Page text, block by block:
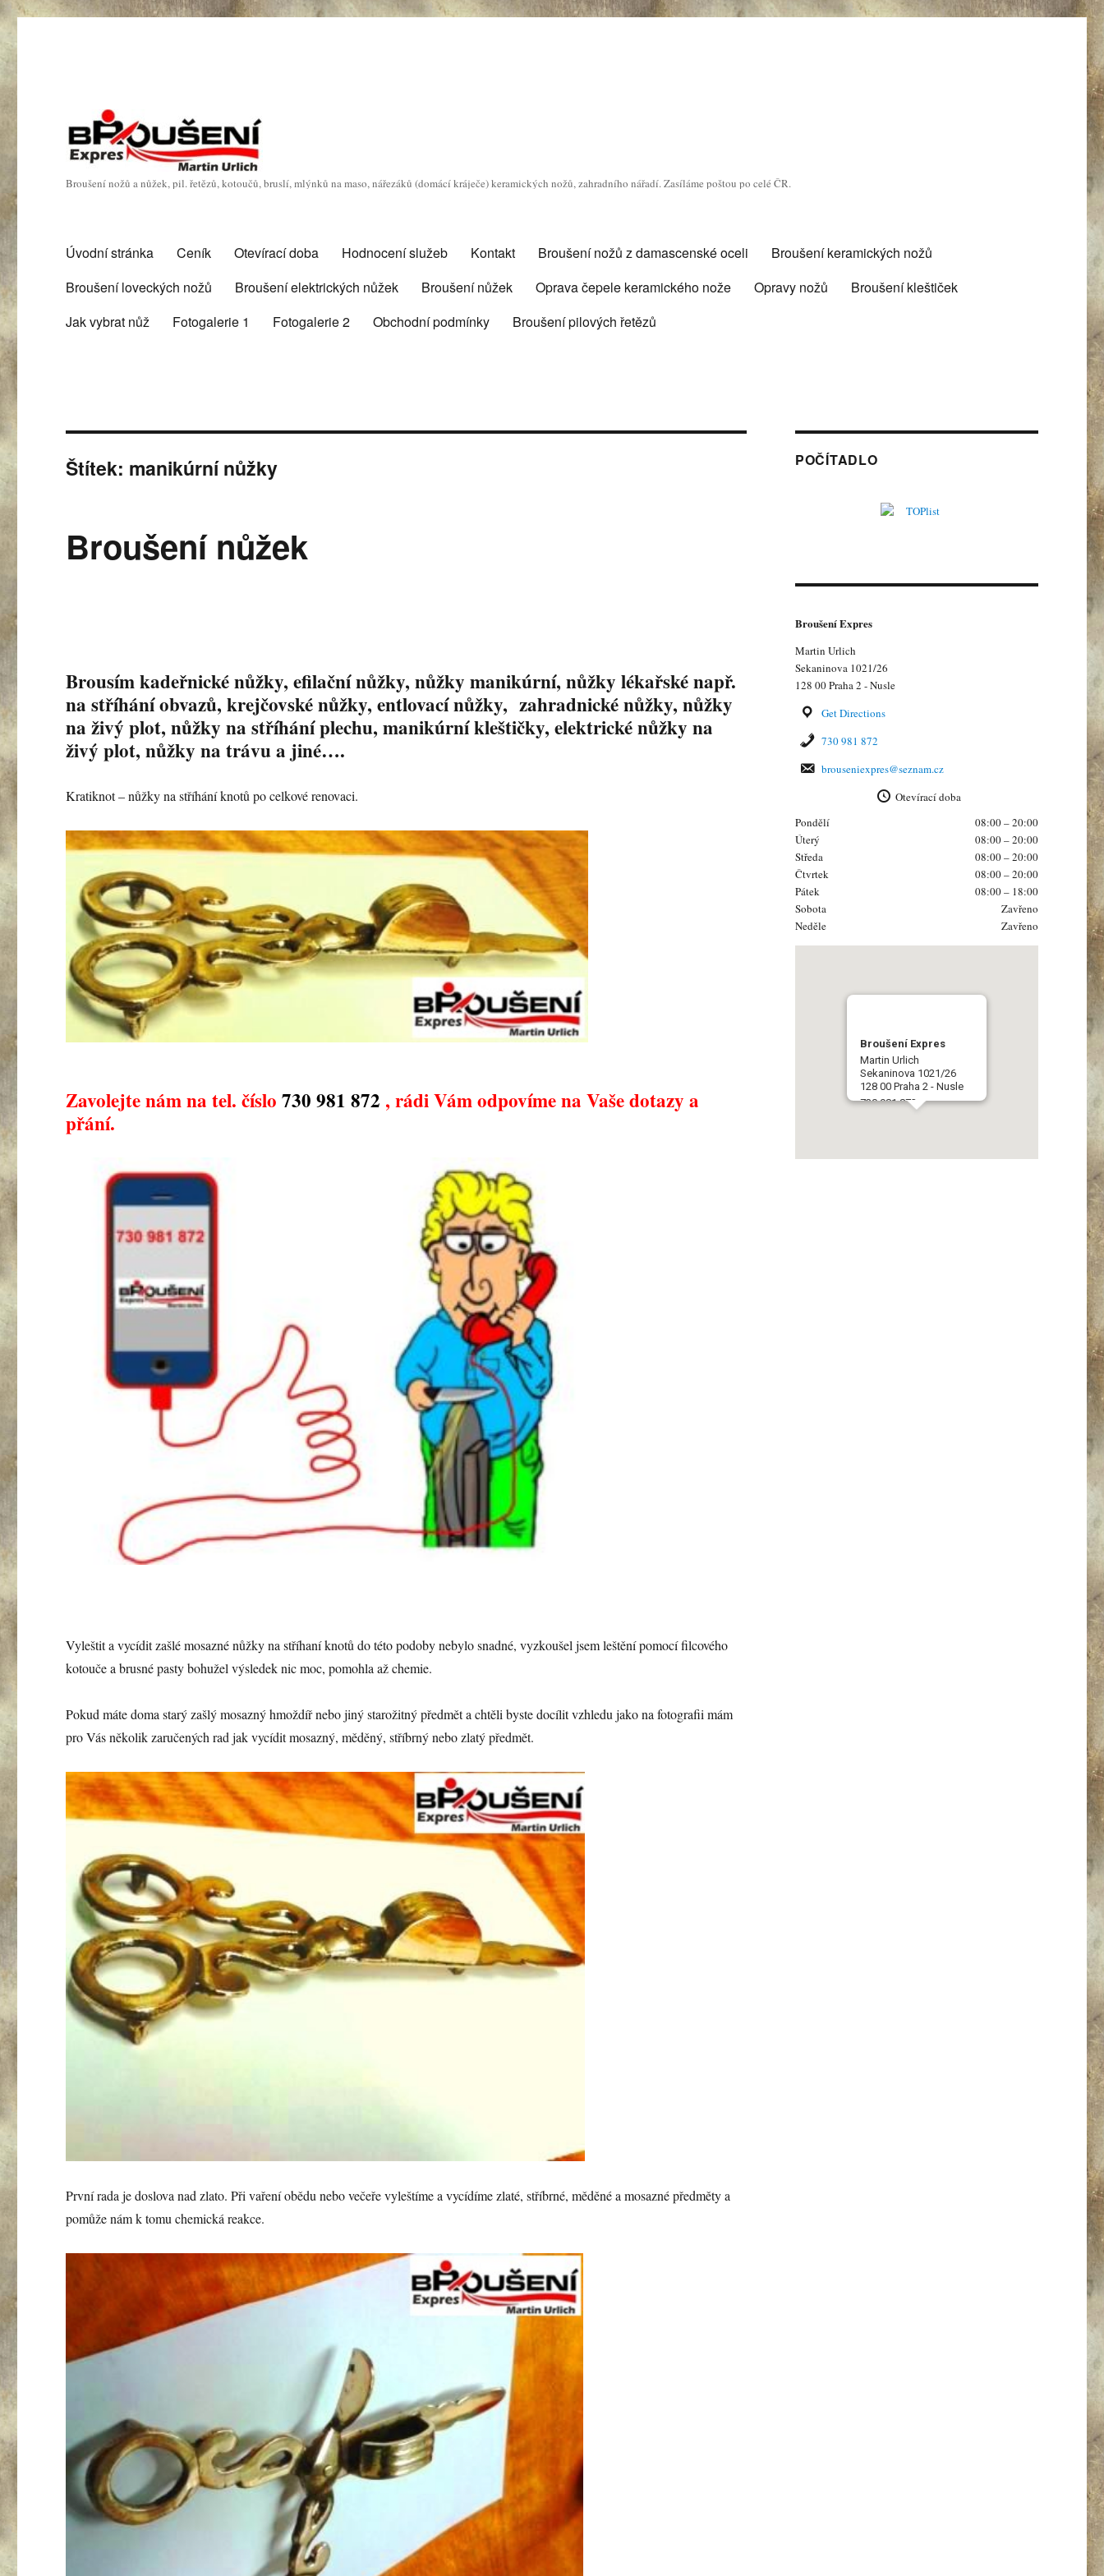
Broušení nožů a nůžek, pil. řetězů, kotoučů, bruslí, mlýnků na maso, nářezáků (domácí kráječe) keramických nožů, zahradního nářadí. Zasíláme poštou po celé ČR.
Úvodní stránka Ceník Otevírací doba Hodnocení služeb Kontakt Broušení nožů z damascenské oceli
Broušení keramických nožů
Broušení loveckých nožů
Broušení elektrických nůžek Broušení nůžek Oprava čepele keramického nože Opravy nožů
Broušení kleštiček
Jak vybrat nůž
Fotogalerie 1 Fotogalerie 2 Obchodní podmínky Broušení pilových řetězů
Štítek: manikúrní nůžky
Broušení nůžek
Brousím kadeřnické nůžky, efilační nůžky, nůžky manikúrní, nůžky lékařské např.
na stříhání obvazů, krejčovské nůžky, entlovací nůžky, zahradnické nůžky, nůžky
na živý plot, nůžky na stříhání plechu, manikúrní kleštičky, elektrické nůžky na
živý plot, nůžky na trávu a jiné….
Kratiknot – nůžky na stříhání knotů po celkové renovaci.
Zavolejte nám na tel. číslo730 981 872 , rádi Vám odpovíme na Vaše dotazy a
přání.
Vyleštit a vycídit zašlé mosazné nůžky na stříhaní knotů do této podoby nebylo snadné, vyzkoušel jsem leštění pomocí filcového
kotouče a brusné pasty bohužel výsledek nic moc, pomohla až chemie.
Pokud máte doma starý zašlý mosazný hmoždíř nebo jiný starožitný předmět a chtěli byste docílit vzhledu jako na fotografii mám
pro Vás několik zaručených rad jak vycídit mosazný, měděný, stříbrný nebo zlatý předmět.
První rada je doslova nad zlato. Při vaření obědu nebo večeře vyleštíme a vycídíme zlaté, stříbrné, měděné a mosazné předměty a
pomůže nám k tomu chemická reakce.
POČÍTADLO
Broušení Expres
Martin Urlich
Sekaninova 1021/26
128 00 Praha 2 - Nusle
Get Directions
730 981 872
brouseniexpres@seznam.cz
Otevírací doba
Pondělí
08:00 – 20:00
Úterý
08:00 – 20:00
Středa
08:00 – 20:00
Čtvrtek
08:00 – 20:00
Pátek
08:00 – 18:00
Sobota
Zavřeno
Neděle
Zavřeno
Broušení Expres
Martin Urlich
Sekaninova 1021/26
128 00 Praha 2 - Nusle
730 981 872